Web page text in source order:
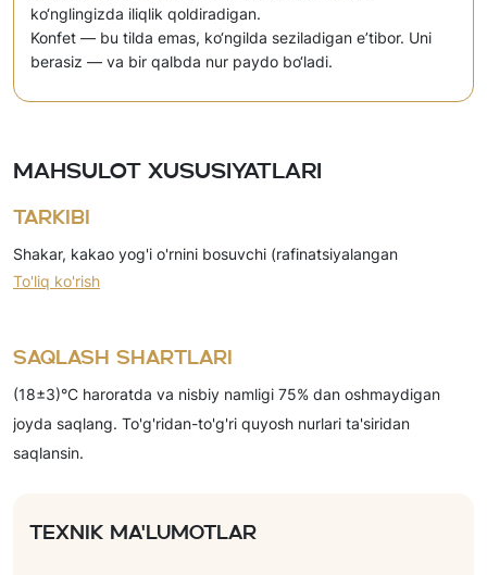
ko‘nglingizda iliqlik qoldiradigan.
Konfet — bu tilda emas, ko‘ngilda seziladigan e’tibor. Uni
berasiz — va bir qalbda nur paydo bo‘ladi.
Mahsulot xususiyatlari
Tarkibi
Shakar, kakao yog'i o'rnini bosuvchi (rafinatsiyalangan
dezodorizatsiyalangan gidrogenizatsiyalangan fraksiyalangan
letsitini), hid beruvchi moddalar (vanilin, shokolad).
To'liq ko'rish
Saqlash shartlari
(18±3)°C haroratda va nisbiy namligi 75% dan oshmaydigan
joyda saqlang. To'g'ridan-to'g'ri quyosh nurlari ta'siridan
saqlansin.
Texnik ma'lumotlar